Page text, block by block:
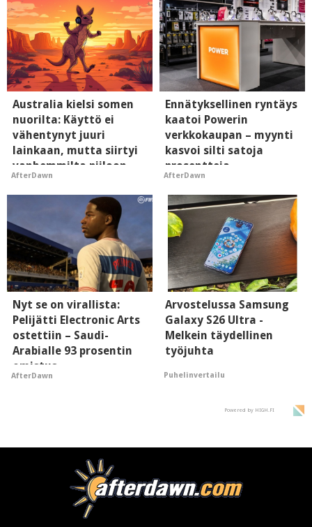
Australia kielsi somen
nuorilta: Käyttö ei
vähentynyt juuri
lainkaan, mutta siirtyi
vanhemmilta piiloon
AfterDawn
Ennätyksellinen ryntäys
kaatoi Powerin
verkkokaupan – myynti
kasvoi silti satoja
prosentteja
AfterDawn
Nyt se on virallista:
Pelijätti Electronic Arts
ostettiin – Saudi-
Arabialle 93 prosentin
omistus
AfterDawn
Arvostelussa Samsung
Galaxy S26 Ultra -
Melkein täydellinen
työjuhta
Puhelinvertailu
Powered by HIGH.FI